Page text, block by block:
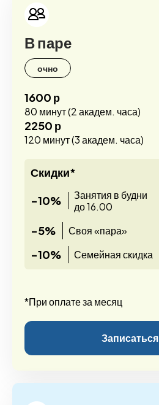
В паре
очно
1600 р
80 минут (2 академ. часа)
2250 р
120 минут (3 академ. часа)
Скидки*
-10%
Занятия в будни
до 16.00
-5% Своя «пара»
-10% Семейная скидка
*При оплате за месяц
Записаться